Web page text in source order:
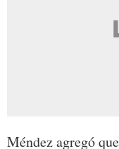
Méndez agregó